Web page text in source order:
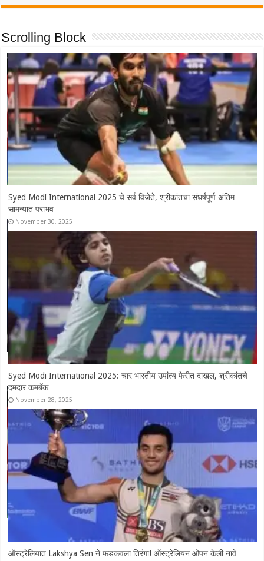
Scrolling Block
Syed Modi International 2025 चे सर्व विजेते, श्रीकांतचा संघर्षपूर्ण अंतिम
सामन्यात पराभव
November 30, 2025
Syed Modi International 2025: चार भारतीय उपांत्य फेरीत दाखल, श्रीकांतचे
दमदार कमबॅक
November 28, 2025
ऑस्ट्रेलियात Lakshya Sen ने फडकवला तिरंगा! ऑस्ट्रेलियन ओपन केली नावे